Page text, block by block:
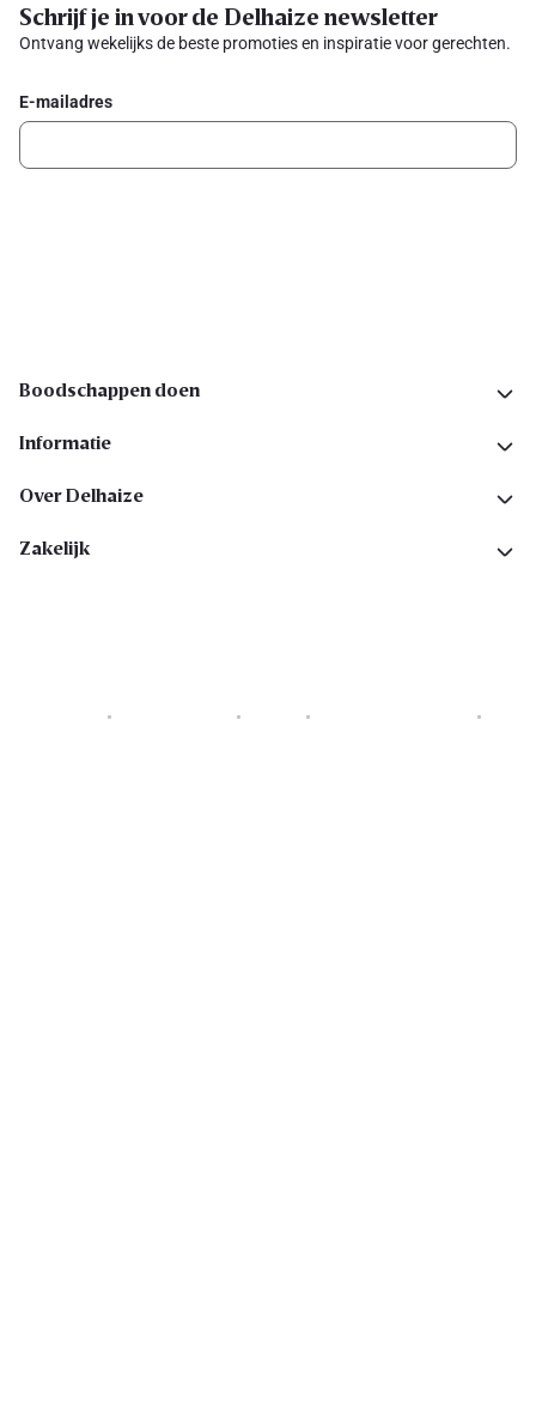
Schrijf je in voor de Delhaize newsletter
Ontvang wekelijks de beste promoties en inspiratie voor gerechten.
E-mailadres
Boodschappen doen
Informatie
Over Delhaize
Zakelijk